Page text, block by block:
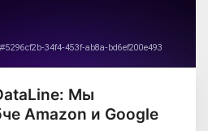
Мы
Amazon и Google